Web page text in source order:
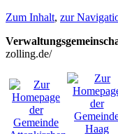
Zum Inhalt, zur
zolling.de/